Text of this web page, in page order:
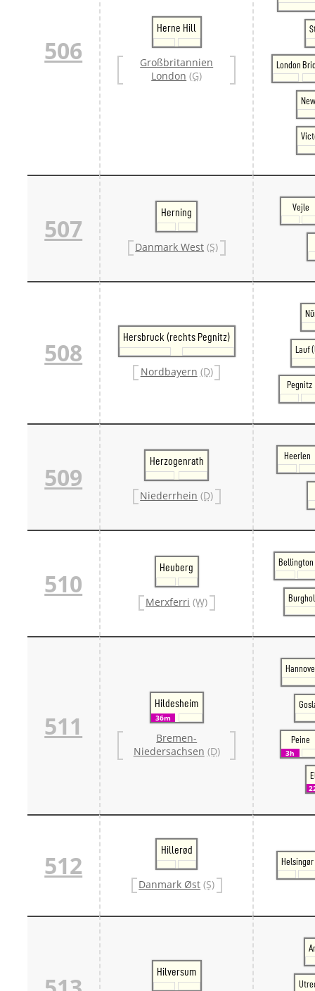
506
Herne Hill
Großbritannien
London (G)
London
507
Herning
Danmark West (S)
Vejle
508
Hersbruck (rechts Pegnitz)
Nordbayern (D)
Lauf
Pegnitz
509
Herzogenrath
Niederrhein (D)
Heerlen
510
Heuberg
Merxferri (W)
Bellington
511
Hildesheim
36m
Bremen-
Niedersachsen (D)
Peine
3h
512
Hillerød
Danmark Øst (S)
Helsingør
Hilversum